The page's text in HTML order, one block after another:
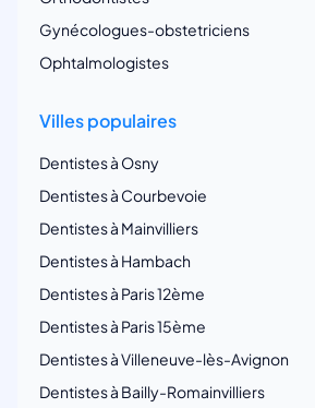
Gynécologues-obstetriciens
Ophtalmologistes
Villes populaires
Dentistes à Osny
Dentistes à Courbevoie
Dentistes à Mainvilliers
Dentistes à Hambach
Dentistes à Paris 12ème
Dentistes à Paris 15ème
Dentistes à Villeneuve-lès-Avignon
Dentistes à Bailly-Romainvilliers